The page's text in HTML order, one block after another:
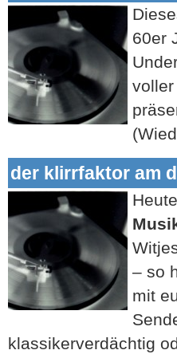
60er
der klirrfaktor am
– so
mit
klassikerverdächtig